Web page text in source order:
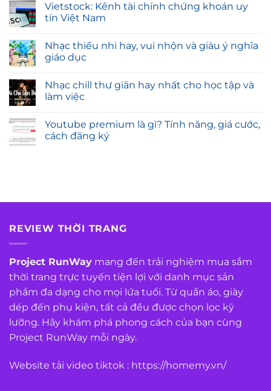
Vietstock: Kênh tài chính chứng khoán uy
tín Việt Nam
Nhạc thiếu nhi hay, vui nhộn và giàu ý nghĩa
giáo dục
Nhạc chill thư giãn hay nhất cho học tập và
làm việc
Youtube premium là gì? Tính năng, giá cước,
cách đăng ký
REVIEW THỜI TRANG
Project RunWay mang đến trải nghiệm mua sắm
thời trang trực tuyến tiện lợi với danh mục sản
phẩm đa dạng cho mọi lứa tuổi. Từ quần áo, giày
dép đến phụ kiện, tất cả đều được chọn lọc kỹ
lưỡng. Hãy khám phá phong cách của bạn cùng
Project RunWay mỗi ngày.
Website tải video tiktok : https://homemy.vn/